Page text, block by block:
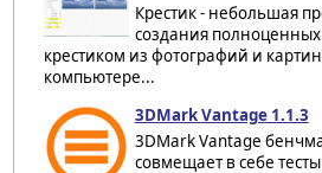
Крестик - небольшая
создания
крестиком из фотографий и
компьютере...
3DMark Vantage 1.1.3
3DMark Vantage
совмещает в себе